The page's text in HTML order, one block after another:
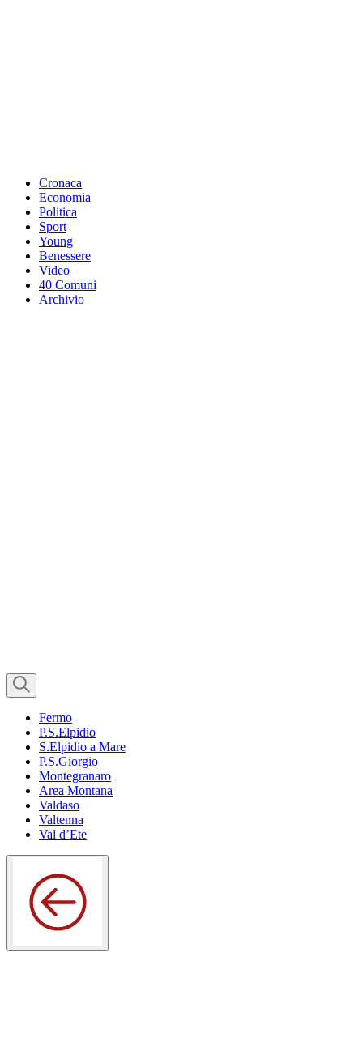
Cronaca
Economia
Politica
Sport
Young
Benessere
Video
40 Comuni
Archivio
Fermo
P.S.Elpidio
S.Elpidio a Mare
P.S.Giorgio
Montegranaro
Area Montana
Valdaso
Valtenna
Val d’Ete